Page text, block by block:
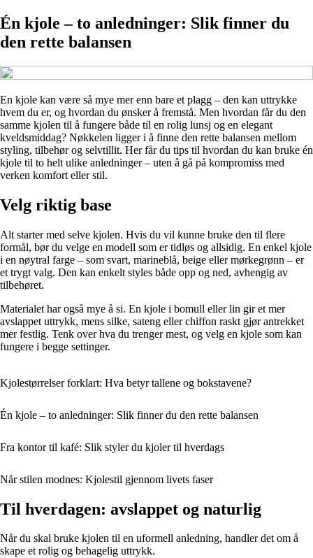
Én kjole – to anledninger: Slik finner du
den rette balansen
En kjole kan være så mye mer enn bare et plagg – den kan uttrykke
hvem du er, og hvordan du ønsker å fremstå. Men hvordan får du den
samme kjolen til å fungere både til en rolig lunsj og en elegant
kveldsmiddag? Nøkkelen ligger i å finne den rette balansen mellom
styling, tilbehør og selvtillit. Her får du tips til hvordan du kan bruke én
kjole til to helt ulike anledninger – uten å gå på kompromiss med
verken komfort eller stil.
Velg riktig base
Alt starter med selve kjolen. Hvis du vil kunne bruke den til flere
formål, bør du velge en modell som er tidløs og allsidig. En enkel kjole
i en nøytral farge – som svart, marineblå, beige eller mørkegrønn – er
et trygt valg. Den kan enkelt styles både opp og ned, avhengig av
tilbehøret.
Materialet har også mye å si. En kjole i bomull eller lin gir et mer
avslappet uttrykk, mens silke, sateng eller chiffon raskt gjør antrekket
mer festlig. Tenk over hva du trenger mest, og velg en kjole som kan
fungere i begge settinger.
Kjolestørrelser forklart: Hva betyr tallene og bokstavene?
Én kjole – to anledninger: Slik finner du den rette balansen
Fra kontor til kafé: Slik styler du kjoler til hverdags
Når stilen modnes: Kjolestil gjennom livets faser
Til hverdagen: avslappet og naturlig
Når du skal bruke kjolen til en uformell anledning, handler det om å
skape et rolig og behagelig uttrykk.